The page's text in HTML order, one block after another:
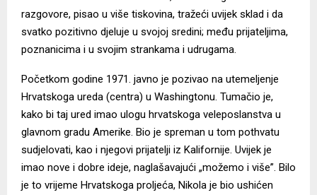
razgovore, pisao u više tiskovina, tražeći uvijek sklad i da
svatko pozitivno djeluje u svojoj sredini; među prijateljima,
poznanicima i u svojim strankama i udrugama.
Početkom godine 1971. javno je pozivao na utemeljenje
Hrvatskoga ureda (centra) u Washingtonu. Tumačio je,
kako bi taj ured imao ulogu hrvatskoga veleposlanstva u
glavnom gradu Amerike. Bio je spreman u tom pothvatu
sudjelovati, kao i njegovi prijatelji iz Kalifornije. Uvijek je
imao nove i dobre ideje, naglašavajući „možemo i više”. Bilo
je to vrijeme Hrvatskoga proljeća, Nikola je bio ushićen